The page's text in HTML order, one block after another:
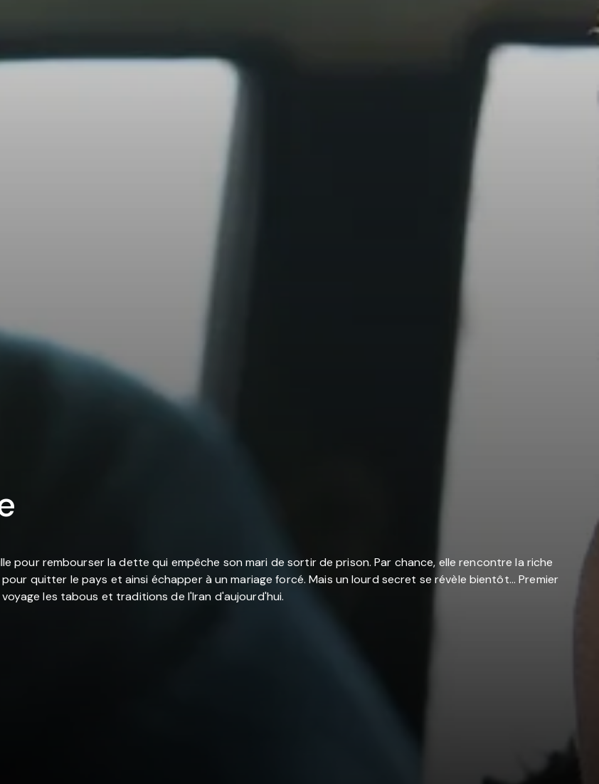
pour rembourser la dette qui empêche son mari de sortir de prison. Par chance, elle rencontre la riche
quitter le pays et ainsi échapper à un mariage forcé. Mais un lourd secret se révèle bientôt... Premier
les tabous et traditions de l'Iran d'aujourd'hui.